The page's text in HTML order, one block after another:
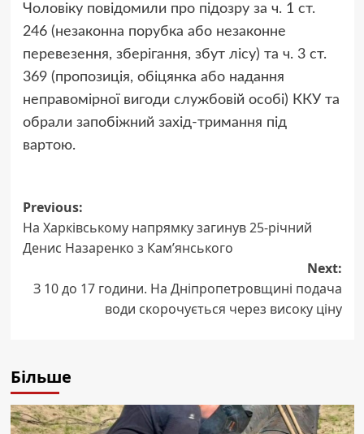
Чоловіку повідомили про підозру за ч. 1 ст.
246 (незаконна порубка або незаконне
перевезення, зберігання, збут лісу) та ч. 3 ст.
369 (пропозиція, обіцянка або надання
неправомірної вигоди службовій особі) ККУ та
обрали запобіжний захід-тримання під
вартою.
Post
navigation
Previous:
На Харківському напрямку загинув 25-річний
Денис Назаренко з Кам’янського
Next:
З 10 до 17 години. На Дніпропетровщині подача
води скорочується через високу ціну
Більше